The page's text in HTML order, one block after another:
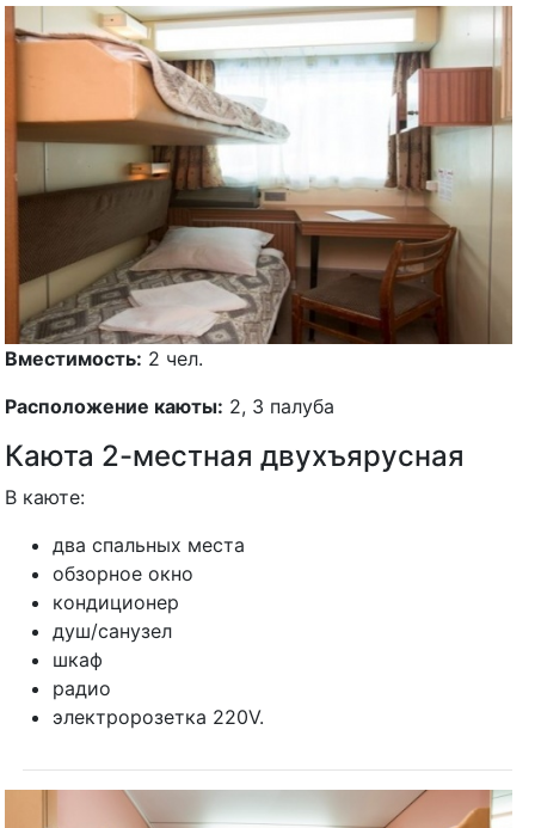
Вместимость:
Расположение каюты:2, 3 палуба
Каюта 2-местная двухъярусная
В каюте:
кондиционер
душ/санузел
шкаф
радио
электророзетка 220V.